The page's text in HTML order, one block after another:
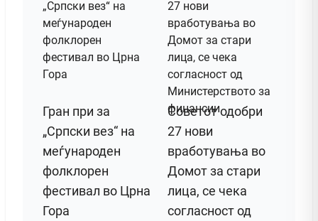
Гран при за
„Српски вез“ на
меѓународен
фолклорен
фестивал во Црна
Гора
Советот одобри
27 нови
вработувања во
Домот за стари
лица, се чека
согласност од